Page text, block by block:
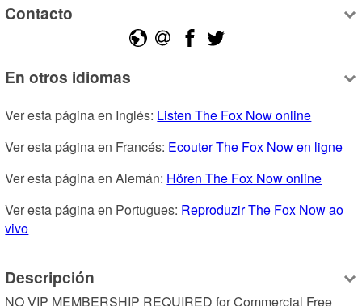
Contacto
En otros idiomas
Ver esta página en Inglés: Listen The Fox Now online
Ver esta página en Francés: Ecouter The Fox Now en ligne
Ver esta página en Alemán: Hören The Fox Now online
Ver esta página en Portugues: Reproduzir The Fox Now ao
vivo
Descripción
NO VIP MEMBERSHIP REQUIRED for Commercial Free